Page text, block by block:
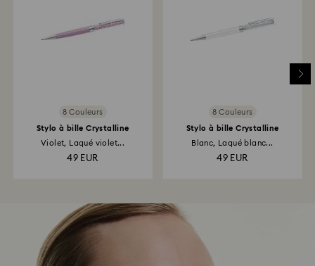
8 Couleurs
Stylo à bille Crystalline
Violet, Laqué violet...
49 EUR
8 Couleurs
Stylo à bille Crystalline
Blanc, Laqué blanc...
49 EUR